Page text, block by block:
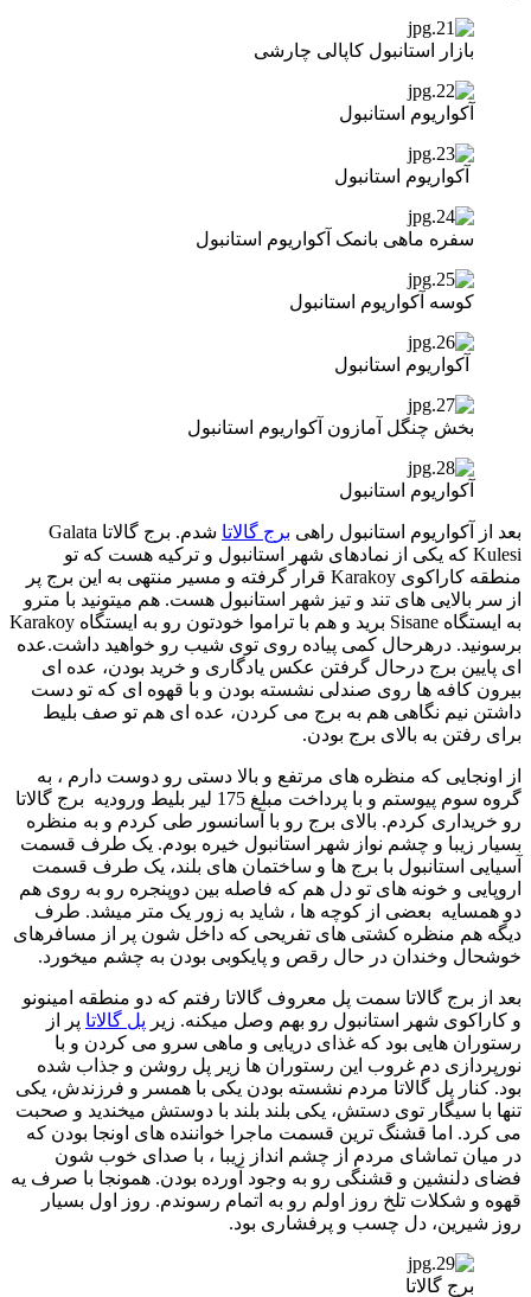
بازار استانبول کاپالی چارشی
آکواریوم استانبول
آکواریوم استانبول
سفره ماهی بانمک آکواریوم استانبول
کوسه آکواریوم استانبول
آکواریوم استانبول
بخش چنگل آمازون آکواریوم استانبول
آکواریوم استانبول
بعد از آکواریوم استانبول راهی برج گالاتا
شدم. برج گالاتا Galata
Kulesi که یکی از نمادهای شهر استانبول و ترکیه هست که تو
منطقه کاراکوی Karakoy قرار گرفته و مسیر منتهی به این برج پر
از سر بالایی های تند و تیز شهر استانبول هست. هم میتونید با مترو
به ایستگاه Sisane برید و هم با تراموا خودتون رو به ایستگاه Karakoy
برسونید. درهرحال کمی پیاده روی توی شیب رو خواهید داشت.عده
ای پایین برج درحال گرفتن عکس یادگاری و خرید بودن، عده ای
بیرون کافه ها روی صندلی نشسته بودن و با قهوه ای که تو دست
داشتن نیم نگاهی هم به برج می کردن، عده ای هم تو صف بلیط
برای رفتن به بالای برج بودن.
از اونجایی که منظره های مرتفع و بالا دستی رو دوست دارم ، به
گروه سوم پیوستم و با پرداخت مبلغ 175 لیر بلیط ورودیه برج گالاتا
رو خریداری کردم. بالای برج رو با آسانسور طی کردم و به منظره
بسیار زیبا و چشم نواز شهر استانبول خیره بودم. یک طرف قسمت
آسیایی استانبول با برج ها و ساختمان های بلند، یک طرف قسمت
اروپایی و خونه های تو دل هم که فاصله بین دوپنجره رو به روی هم
دو همسایه بعضی از کوچه ها ، شاید به زور یک متر میشد. طرف
دیگه هم منظره کشتی های تفریحی که داخل شون پر از مسافرهای
خوشحال وخندان در حال رقص و پایکوبی بودن به چشم میخورد.
بعد از برج گالاتا سمت پل معروف گالاتا رفتم که دو منطقه امینونو
و کاراکوی شهر استانبول رو بهم وصل میکنه. زیر پل گالاتا پر از
رستوران هایی بود که غذای دریایی و ماهی سرو می کردن و با
نورپردازی دم غروب این رستوران ها زیر پل روشن و جذاب شده
بود. کنار پل گالاتا مردم نشسته بودن یکی با همسر و فرزندش، یکی
تنها با سیگار توی دستش، یکی بلند بلند با دوستش میخندید و صحبت
می کرد. اما قشنگ ترین قسمت ماجرا خواننده های اونجا بودن که
در میان تماشای مردم از چشم انداز زیبا ، با صدای خوب شون
فضای دلنشین و قشنگی رو به وجود آورده بودن. همونجا با صرف یه
قهوه و شکلات تلخ روز اولم رو به اتمام رسوندم. روز اول بسیار
روز شیرین، دل چسب و پرفشاری بود.
برج گالاتا